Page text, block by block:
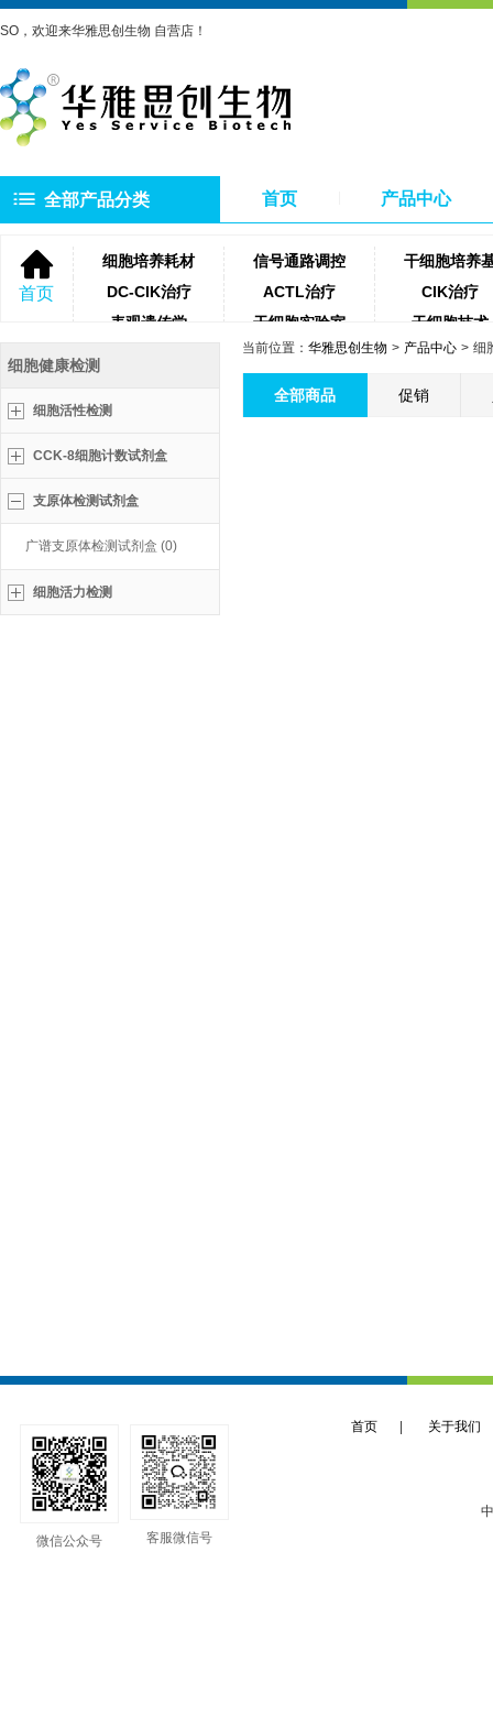
SO，欢迎来华雅思创生物 自营店！
全部产品分类 首页 产品中心
首页
细胞培养耗材 信号通路调控
干细胞培养
DC-CIK治疗
ACTL治疗
CIK治疗
表观遗传学
干细胞实验室
干细胞技术
微生物培养基
琼脂糖
牛血清
测序相关试剂耗材 PCR相关试
细胞健康检测
细胞活性检测
CCK-8细胞计数试剂盒
支原体检测试剂盒
广谱支原体检测试剂盒 (0)
细胞活力检测
当前位置： 华雅思创生物 产品中心 细
全部商品 促销
首页 关于我们
微信公众号
客服微信号